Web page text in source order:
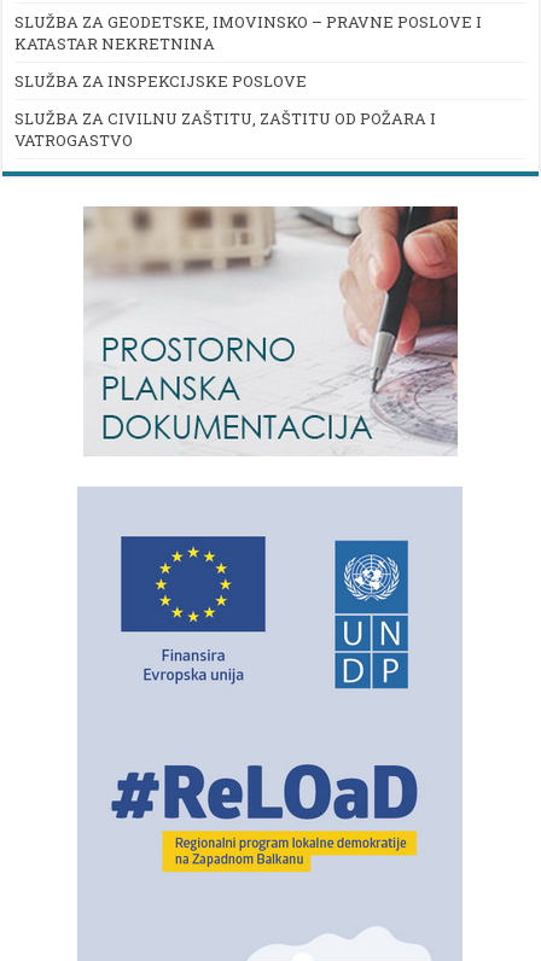
SLUŽBA ZA GEODETSKE, IMOVINSKO – PRAVNE POSLOVE I
KATASTAR NEKRETNINA
SLUŽBA ZA INSPEKCIJSKE POSLOVE
SLUŽBA ZA CIVILNU ZAŠTITU, ZAŠTITU OD POŽARA I
VATROGASTVO